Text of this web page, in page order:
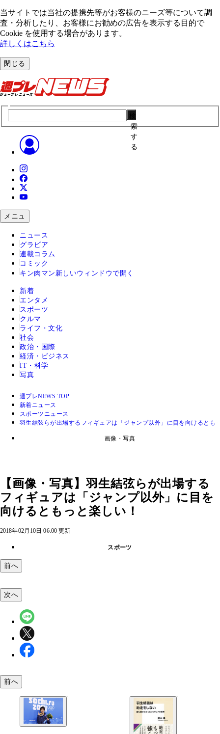
当サイトでは当社の提携先等がお客様のニーズ等について調
査・分析したり、お客様にお勧めの広告を表⽰する⽬的で
Cookie を使⽤する場合があります。
詳しくはこちら
閉じる
索
す
る
メニュ
ニュース
グラビア
連載コラム
コミック
キン肉マン 新しいウィンドウで開く
新着
エンタメ
スポーツ
クルマ
ライフ・文化
社会
政治・国際
経済・ビジネス
IT・科学
写真
週プレNEWS TOP
新着ニュース
スポーツニュース
羽生結弦らが出場するフィギュアは「ジャンプ以外」に目を向けるとも
画像・写真
【画像・写真】羽生結弦らが出場する
フィギュアは「ジャンプ以外」に目を
向けるともっと楽しい！
2018年02月10日 06:00 更新
スポーツ
前へ
次へ
前へ